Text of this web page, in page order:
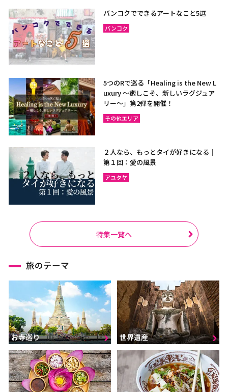
バンコクでできるアートなこと5選
バンコク
5つのRで巡る「Healing is the New L
uxury ～癒しこそ、新しいラグジュア
リー〜」第2弾を開催！
その他エリア
２人なら、もっとタイが好きになる｜
第１回：愛の風景
アユタヤ
特集一覧へ
旅のテーマ
お寺巡り 世界遺産